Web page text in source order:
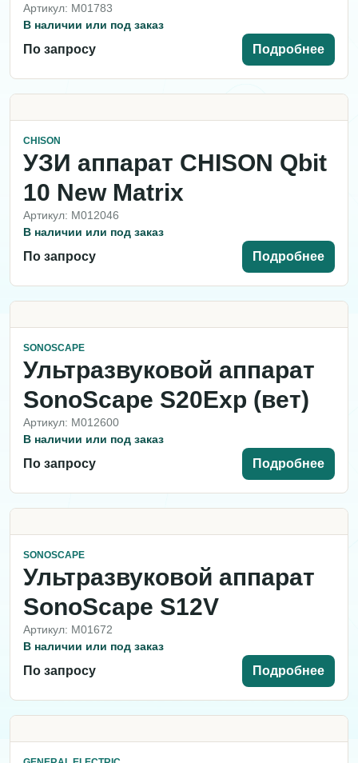
Артикул: M01783
В наличии или под заказ
По запросу Подробнее
CHISON
УЗИ аппарат CHISON Qbit
10 New Matrix
Артикул: M012046
В наличии или под заказ
По запросу Подробнее
SONOSCAPE
Ультразвуковой аппарат
SonoScape S20Exp (вет)
Артикул: M012600
В наличии или под заказ
По запросу Подробнее
SONOSCAPE
Ультразвуковой аппарат
SonoScape S12V
Артикул: M01672
В наличии или под заказ
По запросу Подробнее